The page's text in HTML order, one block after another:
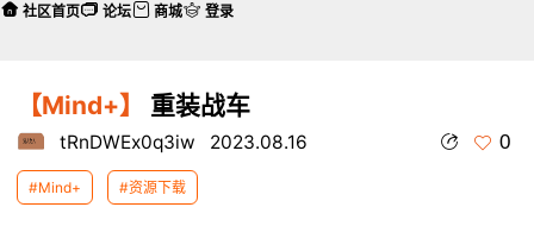
【Mind+】 重装战车
tRnDWEx0q3iw 2023.08.16 0
#Mind+ #资源下载
社区首页 论坛 商城 登录